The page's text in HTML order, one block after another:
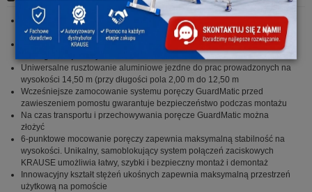
Solidna niemiecka jakość zgodna z surowymi niemieckimi i
europejskimi wytycznymi dotyczącymi jakości i bezpieczeństwa
Atestowane przez TÜV / GS, nośność 200 kg/m² (grupa rusztowań 3)
Uniwersalne rusztowanie aluminiowe jezdne do prac prowadzonych na
wysokości 14,50 m (przy długości pola 2,00 m do 12,50 m
Wcześniejsze zamocowanie systemu poręczy GuardMatic przed
zawieszeniem pomostu gwarantuje bezpieczeństwo podczas montażu
Na czas transportu i przechowywania poręcze GuardMatic można
złożyć
6-punktowe mocowanie poręczy zapewnia maksymalną stabilność na
wysokości. Unikalny, samoblokujący system połączeń zaciskowych
KRAUSE umożliwia łatwy, szybki i bezpieczny montaż i demontaż
Innowacyjny kształt stężeń ukośnych zapewnia maksymalną przestrzeń
użytkową na pomoście